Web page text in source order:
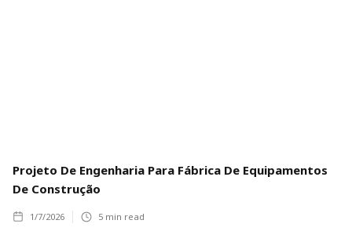
Projeto De Engenharia Para Fábrica De Equipamentos
De Construção
1/7/2026 5 min read